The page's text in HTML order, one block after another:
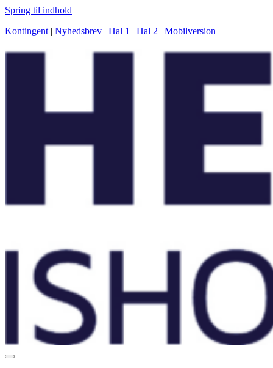
Spring til indhold
Kontingent | Nyhedsbrev | Hal 1 | Hal 2 | Mobilversion